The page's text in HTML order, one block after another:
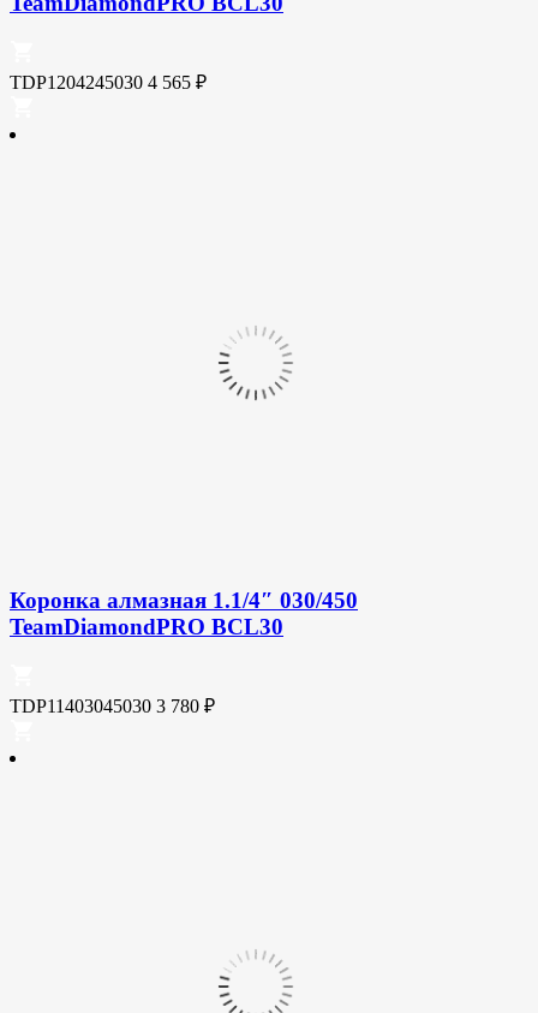
TDP1204245030 4 565 ₽
Коронка алмазная 1.1/4″ 030/450
TeamDiamondPRO BCL30
TDP11403045030 3 780 ₽